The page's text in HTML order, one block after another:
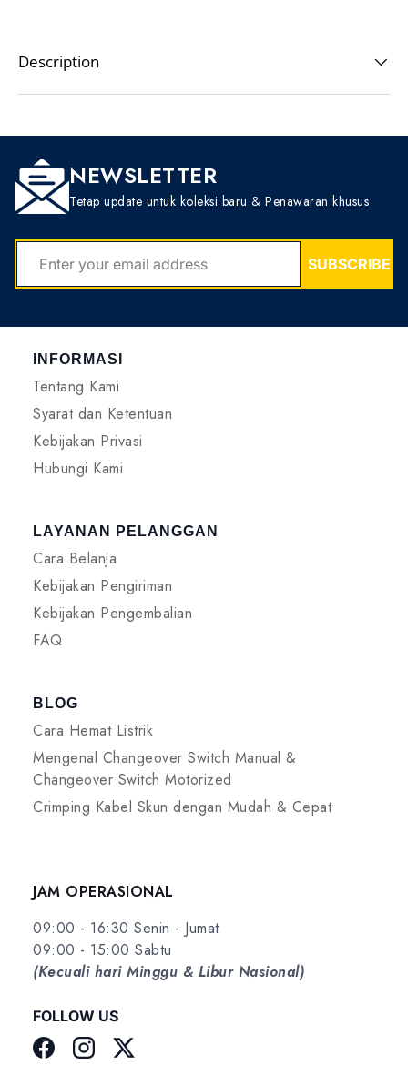
Description
NEWSLETTER
Tetap update untuk koleksi baru & Penawaran khusus
SUBSCRIBE
INFORMASI
Tentang Kami
Syarat dan Ketentuan
Kebijakan Privasi
Hubungi Kami
LAYANAN PELANGGAN
Cara Belanja
Kebijakan Pengiriman
Kebijakan Pengembalian
FAQ
BLOG
Cara Hemat Listrik
Mengenal Changeover Switch Manual &
Changeover Switch Motorized
Crimping Kabel Skun dengan Mudah & Cepat
JAM OPERASIONAL
09:00 - 16:30 Senin - Jumat
09:00 - 15:00 Sabtu
(Kecuali hari Minggu & Libur Nasional)
FOLLOW US
FacebookInstagramTwitter